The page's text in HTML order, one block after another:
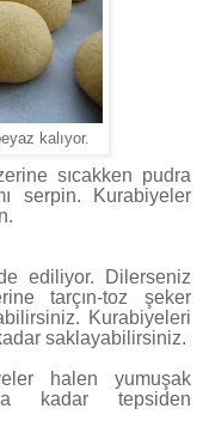
kalıyor.
sıcakken pudra
serpin. Kurabiyeler
ediliyor. Dilerseniz
tarçın-toz şeker
Kurabiyeleri
saklayabilirsiniz.
halen yumuşak
kadar tepsiden